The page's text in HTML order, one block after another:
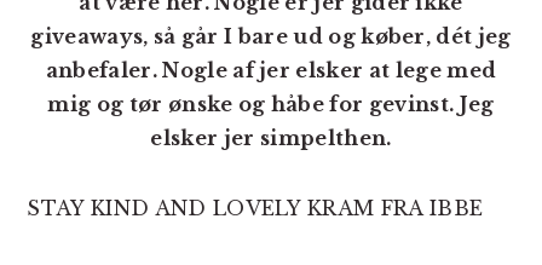
giveaways, så går I bare ud og køber, dét jeg
anbefaler. Nogle af jer elsker at lege med
mig og tør ønske og håbe for gevinst. Jeg
elsker jer simpelthen.
STAY KIND AND LOVELY KRAM FRA IBBE